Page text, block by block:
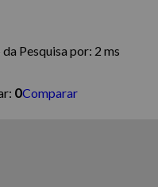
Pesquisa por: 2 ms
0Comparar